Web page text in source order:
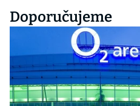
Doporučujeme